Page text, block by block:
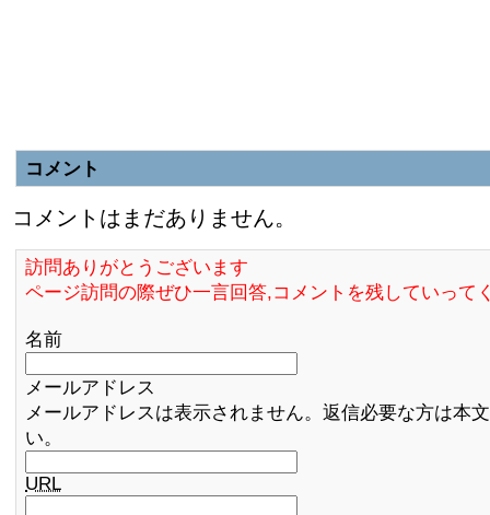
コメント
コメントはまだありません。
訪問ありがとうございます
ページ訪問の際ぜひ一言回答,コメントを残していって
名前
メールアドレス
メールアドレスは表示されません。返信必要な方は本
い。
URL